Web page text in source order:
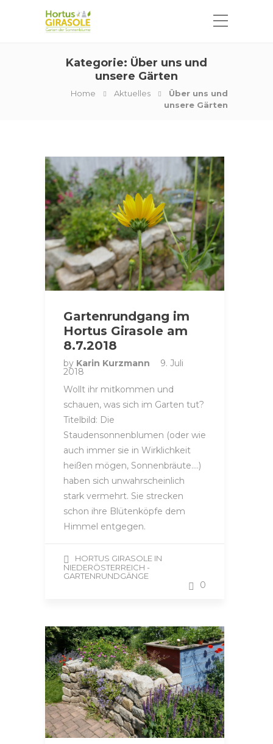
Kategorie: Über uns und
unsere Gärten
Home Aktuelles
Über uns und
unsere Gärten
Gartenrundgang im
Hortus Girasole am
8.7.2018
by Karin Kurzmann 9. Juli
2018
Wollt ihr mitkommen und
schauen, was sich im Garten tut?
Titelbild: Die
Staudensonnenblumen (oder wie
auch immer sie in Wirklichkeit
heißen mögen, Sonnenbräute….)
haben sich unwahrscheinlich
stark vermehrt. Sie strecken
schon ihre Blütenköpfe dem
Himmel entgegen.
HORTUS GIRASOLE IN
NIEDERÖSTERREICH -
GARTENRUNDGÄNGE
0